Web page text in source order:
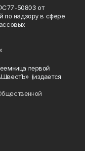
50803 от
по надзору в сфере
первой
(издается